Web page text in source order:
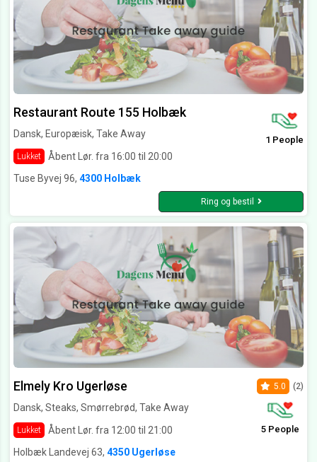
Restaurant Route 155 Holbæk
Dansk, Europæisk, Take Away
Lukket Åbent Lør. fra 16:00 til 20:00
1 People
Tuse Byvej 96, 4300 Holbæk
Ring og bestil
Elmely Kro Ugerløse
Dansk, Steaks, Smørrebrød, Take Away
Lukket Åbent Lør. fra 12:00 til 21:00
5.0 (2)
5 People
Holbæk Landevej 63, 4350 Ugerløse